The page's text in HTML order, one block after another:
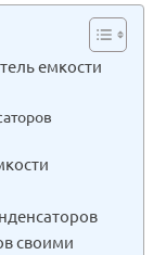
емкости
своими